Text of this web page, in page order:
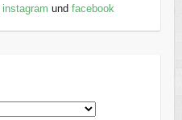
instagram und facebook